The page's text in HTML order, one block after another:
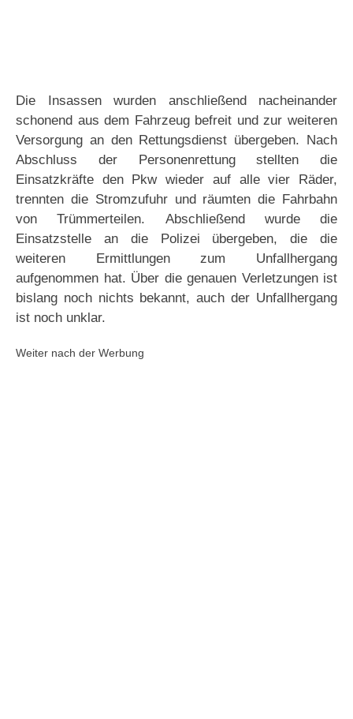
Die Insassen wurden anschließend nacheinander
schonend aus dem Fahrzeug befreit und zur weiteren
Versorgung an den Rettungsdienst übergeben. Nach
Abschluss der Personenrettung stellten die
Einsatzkräfte den Pkw wieder auf alle vier Räder,
trennten die Stromzufuhr und räumten die Fahrbahn
von Trümmerteilen. Abschließend wurde die
Einsatzstelle an die Polizei übergeben, die die
weiteren Ermittlungen zum Unfallhergang
aufgenommen hat. Über die genauen Verletzungen ist
bislang noch nichts bekannt, auch der Unfallhergang
ist noch unklar.
Weiter nach der Werbung